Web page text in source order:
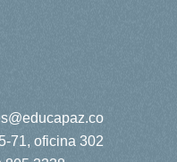
71, oficina 302